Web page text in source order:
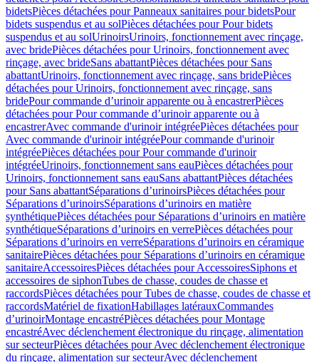
bidetsPièces détachées pour Panneaux sanitaires pour bidetsPour
bidets suspendus et au solPièces détachées pour Pour bidets
suspendus et au solUrinoirsUrinoirs, fonctionnement avec rinçage,
avec bridePièces détachées pour Urinoirs, fonctionnement avec
rinçage, avec brideSans abattantPièces détachées pour Sans
abattantUrinoirs, fonctionnement avec rinçage, sans bridePièces
détachées pour Urinoirs, fonctionnement avec rinçage, sans
bridePour commande d’urinoir apparente ou à encastrerPièces
détachées pour Pour commande d’urinoir apparente ou à
encastrerAvec commande d'urinoir intégréePièces détachées pour
Avec commande d'urinoir intégréePour commande d'urinoir
intégréePièces détachées pour Pour commande d'urinoir
intégréeUrinoirs, fonctionnement sans eauPièces détachées pour
Urinoirs, fonctionnement sans eauSans abattantPièces détachées
pour Sans abattantSéparations d’urinoirsPièces détachées pour
Séparations d’urinoirsSéparations d’urinoirs en matière
synthétiquePièces détachées pour Séparations d’urinoirs en matière
synthétiqueSéparations d’urinoirs en verrePièces détachées pour
Séparations d’urinoirs en verreSéparations d’urinoirs en céramique
sanitairePièces détachées pour Séparations d’urinoirs en céramique
sanitaireAccessoiresPièces détachées pour AccessoiresSiphons et
accessoires de siphonTubes de chasse, coudes de chasse et
raccordsPièces détachées pour Tubes de chasse, coudes de chasse et
raccordsMatériel de fixationHabillages latérauxCommandes
dʼurinoirMontage encastréPièces détachées pour Montage
encastréAvec déclenchement électronique du rinçage, alimentation
sur secteurPièces détachées pour Avec déclenchement électronique
du rinçage, alimentation sur secteurAvec déclenchement